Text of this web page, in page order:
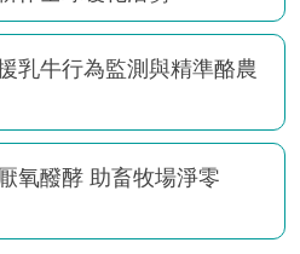
乳牛行為監測與精準酪農
氧醱酵 助畜牧場淨零